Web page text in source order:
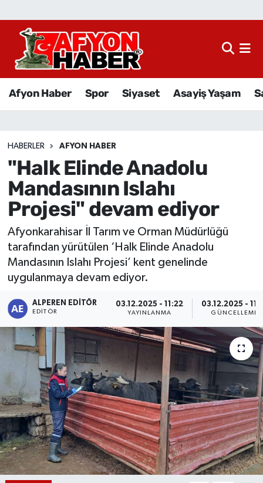
Afyon Haber Spor Siyaset Asayiş Yaşam
HABERLER AFYON HABER
"Halk Elinde Anadolu
Mandasının Islahı
Projesi" devam ediyor
Afyonkarahisar İl Tarım ve Orman Müdürlüğü
tarafından yürütülen ‘Halk Elinde Anadolu
Mandasının Islahı Projesi’ kent genelinde
uygulanmaya devam ediyor.
ALPEREN EDITÖR
EDITÖR
03.12.2025 - 11:22
YAYINLANMA
03.12.2025 -
GÜNCELLEME
Afyon Haber
Sağlık
Eğitim
Sivil Toplum
Ekonomi
Magazin
Etkinlikler